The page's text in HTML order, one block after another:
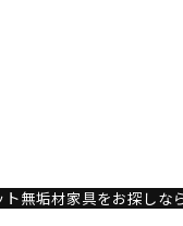
無垢材家具をお探しな